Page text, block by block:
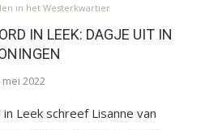
in het Westerkwartier
IN LEEK: DAGJE UIT IN
mei 2022
Leek schreef Lisanne van